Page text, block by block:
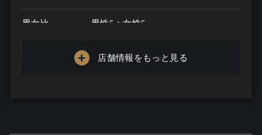
男女比 男性5：女性5
5歳 ～ 70歳
店舗情報をもっと見る